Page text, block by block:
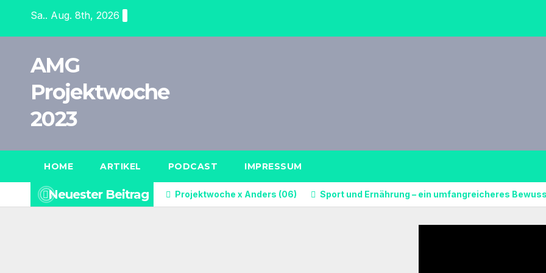
Sa.. Aug. 8th, 2026
AMG
Projektwoche
2023
HOME ARTIKEL PODCAST IMPRESSUM
Neuester Beitrag Projektwoche x Anders (06) Sport und Ernährung – ein umfangreicheres